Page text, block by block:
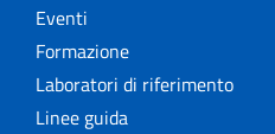
Eventi
Formazione
Laboratori di riferimento
Linee guida